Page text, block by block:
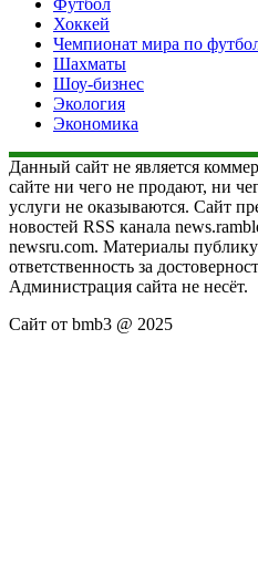
Хоккей
Чемпионат мира по
Шахматы
Шоу-бизнес
Экология
Экономика
Данный сайт не является
сайте ни чего не продают, ни
услуги не оказываются. Сайт
новостей RSS канала
newsru.com. Материалы
ответственность за
Администрация сайта не несёт.
Сайт от bmb3 @ 2025